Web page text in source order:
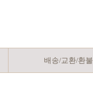
배송/교환/환불